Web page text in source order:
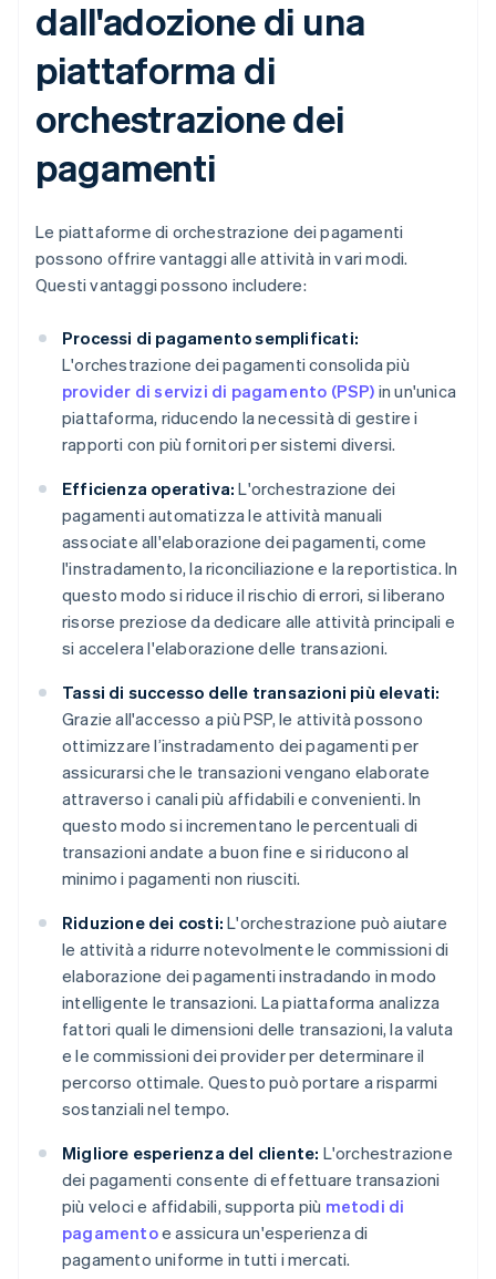
dall'adozione di una
piattaforma di
orchestrazione dei
pagamenti
Le piattaforme di orchestrazione dei pagamenti
possono offrire vantaggi alle attività in vari modi.
Questi vantaggi possono includere:
Processi di pagamento semplificati:
L'orchestrazione dei pagamenti consolida più
provider di servizi di pagamento (PSP) in un'unica
piattaforma, riducendo la necessità di gestire i
rapporti con più fornitori per sistemi diversi.
Efficienza operativa: L'orchestrazione dei
pagamenti automatizza le attività manuali
associate all'elaborazione dei pagamenti, come
l'instradamento, la riconciliazione e la reportistica. In
questo modo si riduce il rischio di errori, si liberano
risorse preziose da dedicare alle attività principali e
si accelera l'elaborazione delle transazioni.
Tassi di successo delle transazioni più elevati:
Grazie all'accesso a più PSP, le attività possono
ottimizzare l’instradamento dei pagamenti per
assicurarsi che le transazioni vengano elaborate
attraverso i canali più affidabili e convenienti. In
questo modo si incrementano le percentuali di
transazioni andate a buon fine e si riducono al
minimo i pagamenti non riusciti.
Riduzione dei costi: L'orchestrazione può aiutare
le attività a ridurre notevolmente le commissioni di
elaborazione dei pagamenti instradando in modo
intelligente le transazioni. La piattaforma analizza
fattori quali le dimensioni delle transazioni, la valuta
e le commissioni dei provider per determinare il
percorso ottimale. Questo può portare a risparmi
sostanziali nel tempo.
Migliore esperienza del cliente: L'orchestrazione
dei pagamenti consente di effettuare transazioni
più veloci e affidabili, supporta più metodi di
pagamentoe assicura un'esperienza di
pagamento uniforme in tutti i mercati.